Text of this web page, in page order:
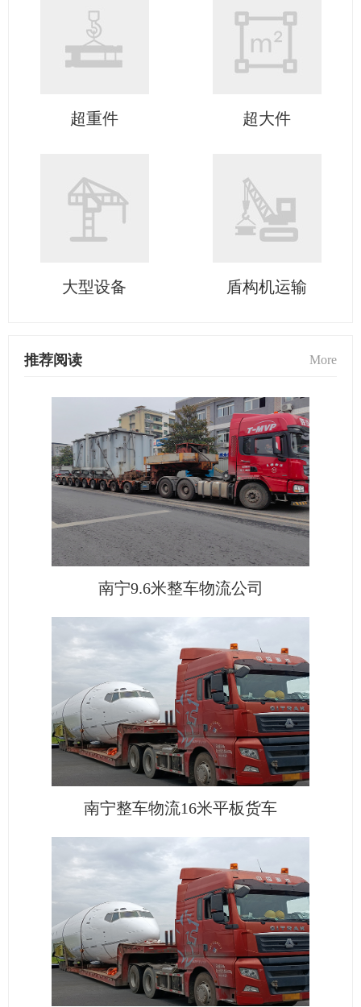
超重件 超大件
大型设备 盾构机运输
推荐阅读 More
南宁9.6米整车物流公司
南宁整车物流16米平板货车